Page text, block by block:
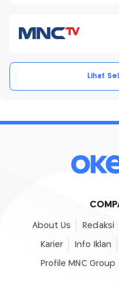
Lihat
About Us Redaksi
Karier Info Iklan
Profile MNC Group